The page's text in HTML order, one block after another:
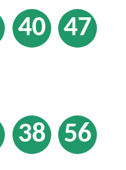
40 47
38 56